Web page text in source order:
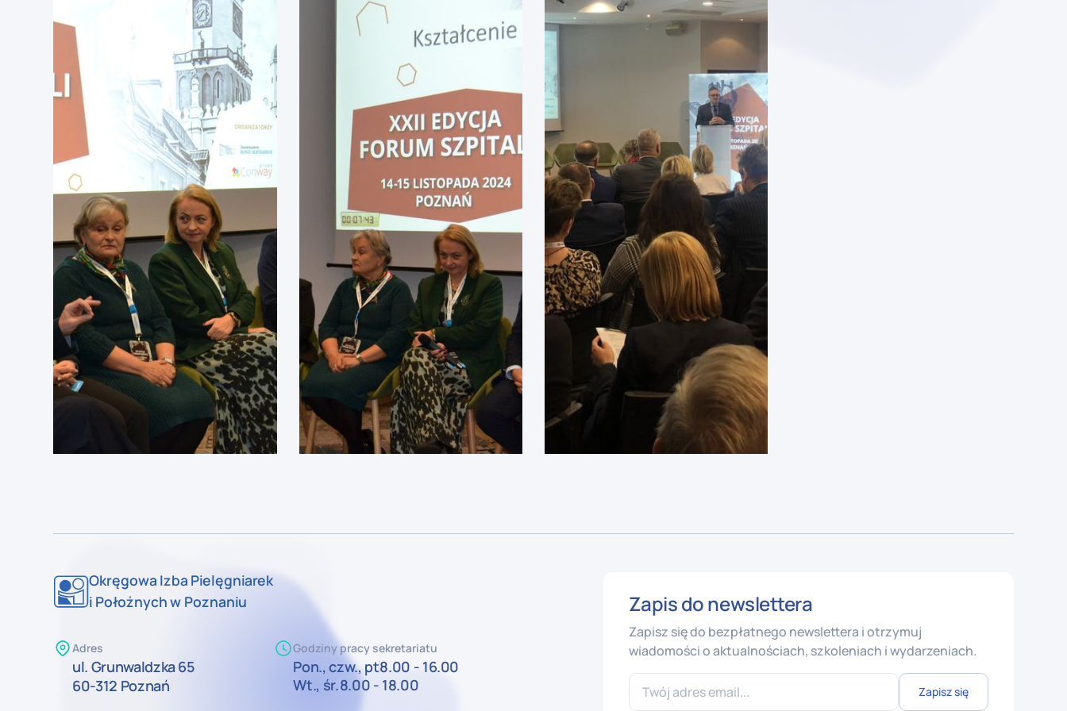
Okręgowa Izba Pielęgniarek
i Położnych w Poznaniu
Adres
ul. Grunwaldzka 65
60-312 Poznań
Godziny pracy sekretariatu
Pon., czw., pt8.00 - 16.00
Wt., śr.8.00 - 18.00
Zapis do newslettera
Zapisz się do bezpłatnego newslettera i otrzymuj
wiadomości o aktualnościach, szkoleniach i wydarzeniach.